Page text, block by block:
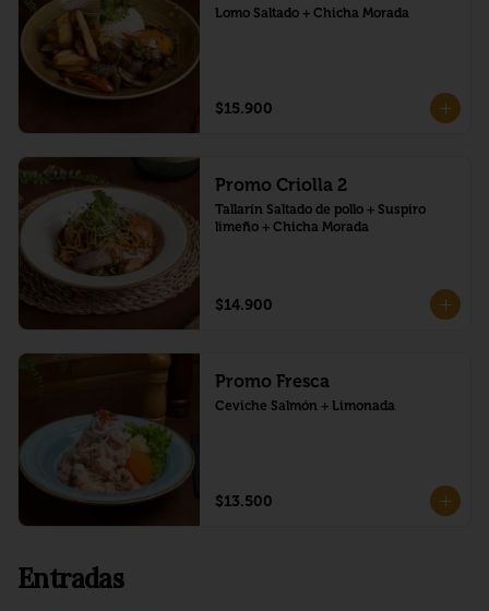
Lomo Saltado + Chicha Morada
$15.900
Promo Criolla 2
Tallarín Saltado de pollo + Suspiro
limeño + Chicha Morada
$14.900
Promo Fresca
Ceviche Salmón + Limonada
$13.500
Entradas